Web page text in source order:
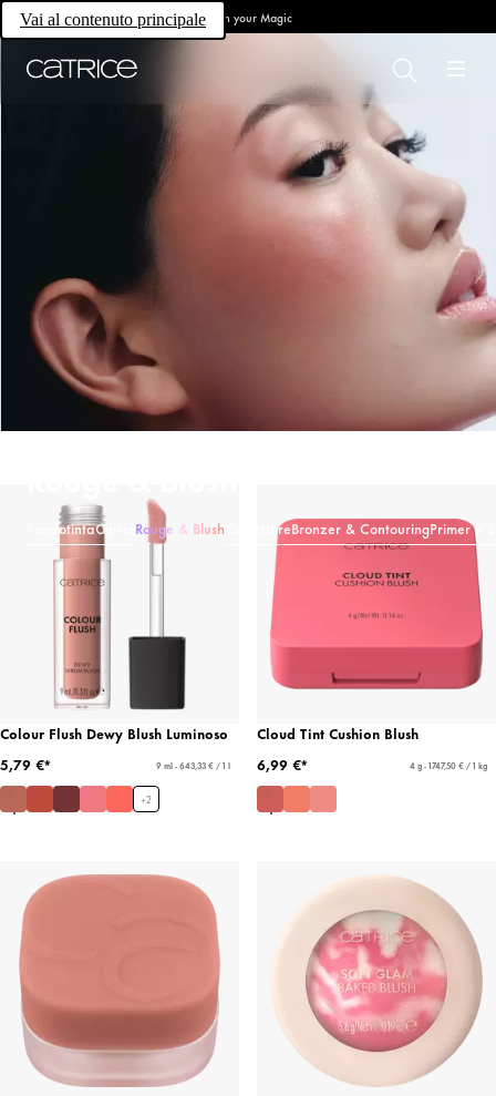
Vai al contenuto principaleOwn your Magic
FondotintaCipria Rouge & Blush CorrettoreBronzer & ContouringPrimer e
Colour Flush Dewy Blush Luminoso
5,79 €*
9 ml - 643,33 € / 1 l
+2
Cloud Tint Cushion Blush
6,99 €*
4 g - 1747,50 € / 1 kg